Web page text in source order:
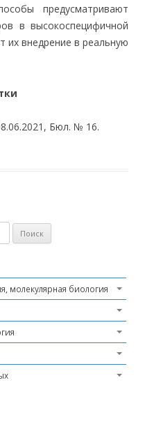
предусматривают
в высокоспецифичной
их внедрение в реальную
Бюл. № 16.
молекулярная биология